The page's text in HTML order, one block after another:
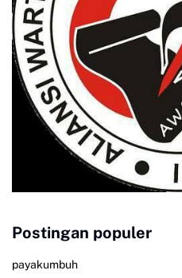
Postingan populer
payakumbuh